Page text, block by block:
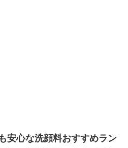
安心な洗顔料おすすめラン